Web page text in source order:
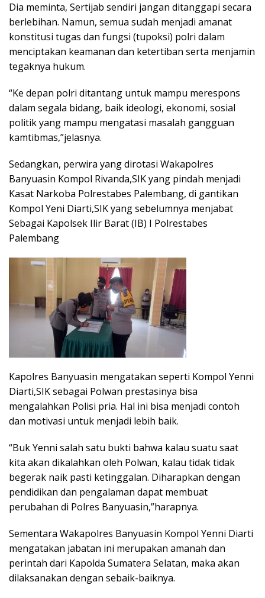
Dia meminta, Sertijab sendiri jangan ditanggapi secara
berlebihan. Namun, semua sudah menjadi amanat
konstitusi tugas dan fungsi (tupoksi) polri dalam
menciptakan keamanan dan ketertiban serta menjamin
tegaknya hukum.
“Ke depan polri ditantang untuk mampu merespons
dalam segala bidang, baik ideologi, ekonomi, sosial
politik yang mampu mengatasi masalah gangguan
kamtibmas,”jelasnya.
Sedangkan, perwira yang dirotasi Wakapolres
Banyuasin Kompol Rivanda,SIK yang pindah menjadi
Kasat Narkoba Polrestabes Palembang, di gantikan
Kompol Yeni Diarti,SIK yang sebelumnya menjabat
Sebagai Kapolsek Ilir Barat (IB) I Polrestabes
Palembang
Kapolres Banyuasin mengatakan seperti Kompol Yenni
Diarti,SIK sebagai Polwan prestasinya bisa
mengalahkan Polisi pria. Hal ini bisa menjadi contoh
dan motivasi untuk menjadi lebih baik.
“Buk Yenni salah satu bukti bahwa kalau suatu saat
kita akan dikalahkan oleh Polwan, kalau tidak tidak
begerak naik pasti ketinggalan. Diharapkan dengan
pendidikan dan pengalaman dapat membuat
perubahan di Polres Banyuasin,”harapnya.
Sementara Wakapolres Banyuasin Kompol Yenni Diarti
mengatakan jabatan ini merupakan amanah dan
perintah dari Kapolda Sumatera Selatan, maka akan
dilaksanakan dengan sebaik-baiknya.